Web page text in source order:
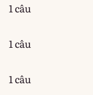
1 câu
1 câu
1 câu